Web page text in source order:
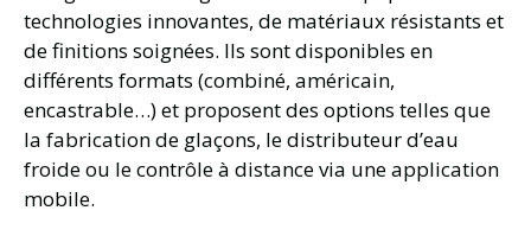
technologies innovantes, de matériaux résistants et
de finitions soignées. Ils sont disponibles en
différents formats (combiné, américain,
encastrable…) et proposent des options telles que
la fabrication de glaçons, le distributeur d’eau
froide ou le contrôle à distance via une application
mobile.